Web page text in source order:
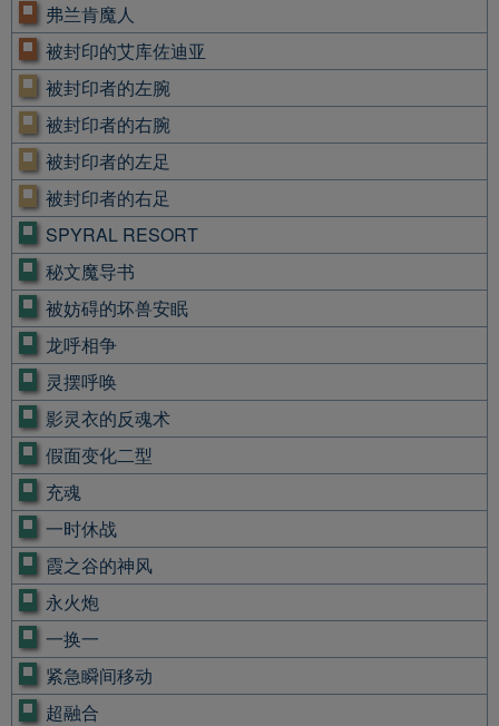
弗兰肯魔人
被封印的艾库佐迪亚
被封印者的左腕
被封印者的右腕
被封印者的左足
被封印者的右足
SPYRAL RESORT
秘文魔导书
被妨碍的坏兽安眠
龙呼相争
灵摆呼唤
影灵衣的反魂术
假面变化二型
充魂
一时休战
霞之谷的神风
永火炮
一换一
紧急瞬间移动
超融合